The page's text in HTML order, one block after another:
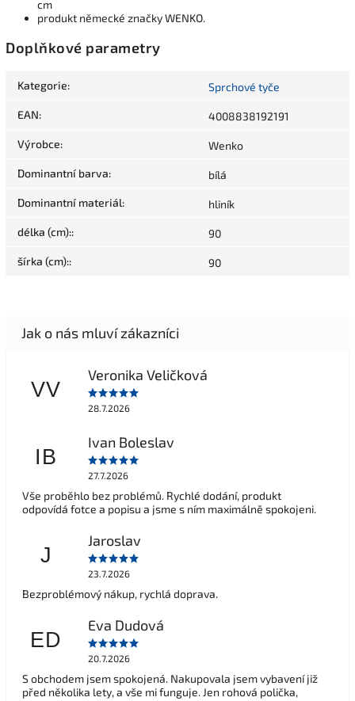
cm
produkt německé značky WENKO.
Doplňkové parametry
Kategorie: Sprchové tyče
EAN: 4008838192191
Výrobce: Wenko
Dominantní barva: bílá
Dominantní materiál: hliník
délka (cm):: 90
šírka (cm):: 90
VV
Veronika Veličková
28.7.2026
IB
Ivan Boleslav
27.7.2026
Vše proběhlo bez problémů. Rychlé dodání, produkt
odpovídá fotce a popisu a jsme s ním maximálně spokojeni.
J
Jaroslav
23.7.2026
Bezproblémový nákup, rychlá doprava.
ED
Eva Dudová
20.7.2026
S obchodem jsem spokojená. Nakupovala jsem vybavení již
před několika lety, a vše mi funguje. Jen rohová polička,